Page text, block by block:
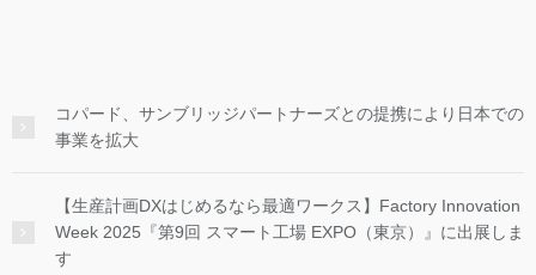
コパード、サンブリッジパートナーズとの提携により日本での
事業を拡大
【生産計画DXはじめるなら最適ワークス】Factory Innovation
Week 2025『第9回 スマート工場 EXPO（東京）』に出展しま
す